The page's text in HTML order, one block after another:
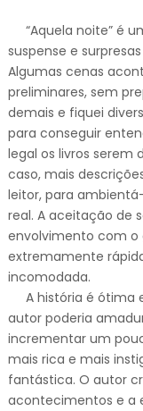
“Aquela noite” é
suspense e
Algumas cenas
preliminares, sem
demais e fiquei
para conseguir
legal os livros serem
caso, mais
leitor, para
real. A aceitação de
envolvimento com
extremamente
incomodada.
A história é ótima
autor poderia
incrementar um
mais rica e mais
fantástica. O autor
acontecimentos e a